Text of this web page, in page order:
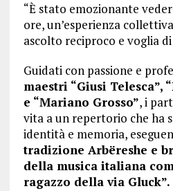
“È stato emozionante
ore, un’esperienza
ascolto reciproco e voglia
Guidati con passione e
maestri “Giusi Telesca”,
e “Mariano Grosso”, i
vita a un repertorio che ha
identità e memoria,
tradizione Arbëreshe e
della musica italiana
ragazzo della via Gluck”.